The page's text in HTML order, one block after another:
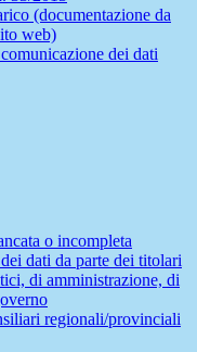
(documentazione da
web)
dei dati
o incompleta
dati da parte dei titolari
di amministrazione, di
regionali/provinciali